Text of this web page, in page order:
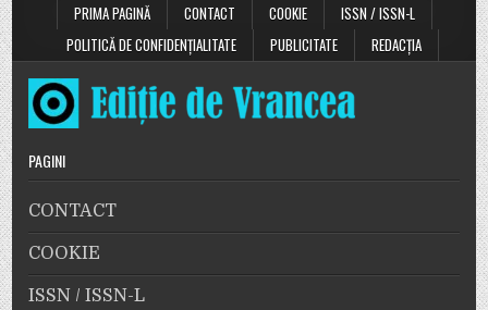
PRIMA PAGINĂ
CONTACT COOKIE
ISSN / ISSN-L
POLITICĂ DE CONFIDENȚIALITATE
PUBLICITATE REDACȚIA
PAGINI
CONTACT
COOKIE
ISSN / ISSN-L